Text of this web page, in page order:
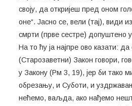
своју, да откријеш пред оном
оне“. Јасно се, вели (тај), види
смрти (прве сестре) допуштено
На то ћу ја најпре ово казати:
(Старозаветни) Закон говори,
у Закону (Рм 3, 19), јер би тако
обрезању, и Суботи, и
нећемо, ваљда, ако нађемо